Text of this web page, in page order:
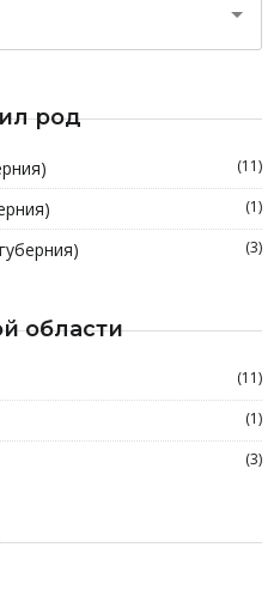
род
(11)
(1)
(3)
области
(11)
(1)
(3)